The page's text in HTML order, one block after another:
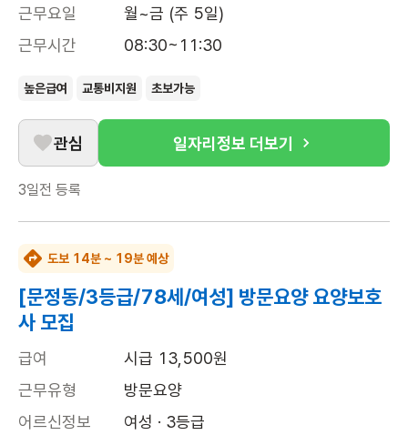
근무요일
월~금 (주 5일)
근무시간
08:30~11:30
높은급여 교통비지원 초보가능
관심 일자리정보 더보기
3일전 등록
도보 14분 ~ 19분 예상
[문정동/3등급/78세/여성] 방문요양 요양보호
사 모집
급여
시급 13,500원
근무유형
방문요양
어르신정보
여성 · 3등급